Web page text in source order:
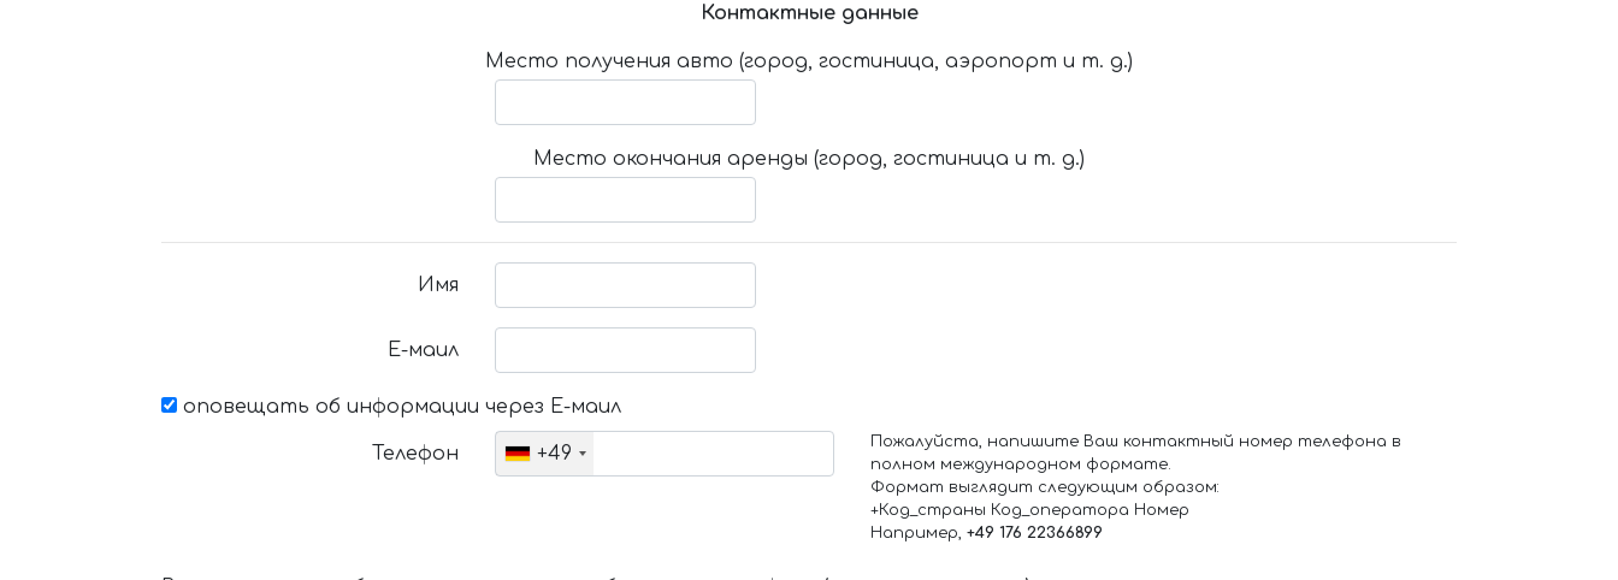
Контактные данные
Место получения авто (город, гостиница, аэропорт и т. д.)
Место окончания аренды (город, гостиница и т. д.)
Имя
Е-маил
оповещать об информации через Е-маил
Телефон +49
Пожалуйста, напишите Ваш контактный номер телефона в
полном международном формате.
Формат выглядит следующим образом:
+Код_страны Код_оператора Номер
Например, +49 176 22366899